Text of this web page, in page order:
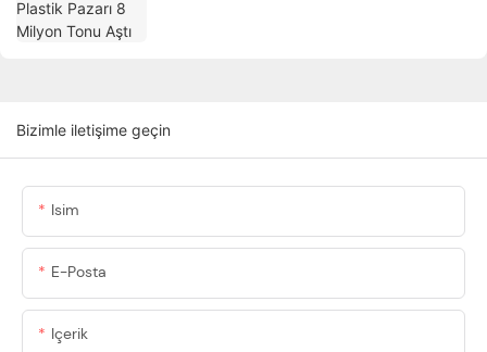
Bizimle iletişime geçin
Isim
E-Posta
Içerik